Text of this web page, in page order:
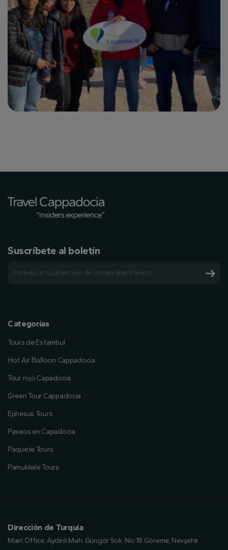
Suscríbete al boletín
Categorías
Tours de Estambul
Hot Air Balloon Cappadocia
Tour rojo Capadocia
Green Tour Cappadocia
Ephesus Tours
Paseos en Capadocia
Paquete Tours
Pamukkale Tours
Dirección de Turquía
Main Office:Aydınlı Mah. Güngör Sok. No:18 Göreme, Nevşehir